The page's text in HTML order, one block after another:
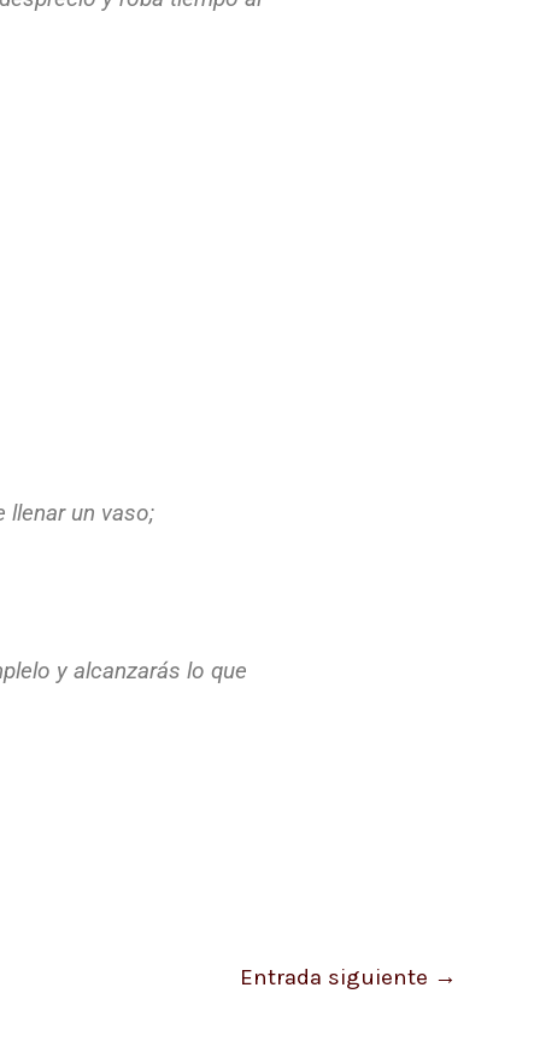
llenar un vaso;
y alcanzarás lo que
Entrada siguiente →